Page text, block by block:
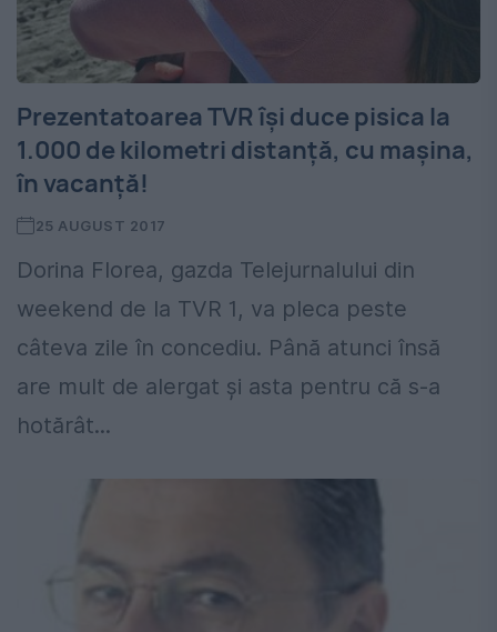
Prezentatoarea TVR își duce pisica la
1.000 de kilometri distanță, cu mașina,
în vacanță!
25 AUGUST 2017
Dorina Florea, gazda Telejurnalului din
weekend de la TVR 1, va pleca peste
câteva zile în concediu. Până atunci însă
are mult de alergat și asta pentru că s-a
hotărât...